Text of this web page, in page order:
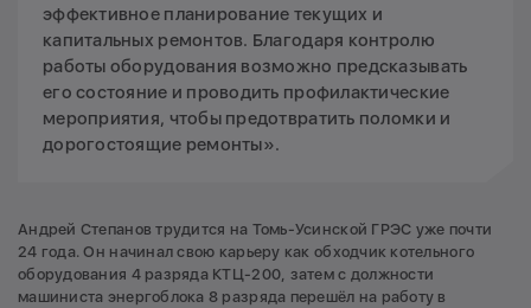
эффективное планирование текущих и
капитальных ремонтов. Благодаря контролю
работы оборудования возможно предсказывать
его состояние и проводить профилактические
мероприятия, чтобы предотвратить поломки и
дорогостоящие ремонты».
Андрей Степанов трудится на Томь-Усинской ГРЭС уже почти
24 года. Он начинал свою карьеру как обходчик котельного
оборудования 4 разряда КТЦ-200, затем с должности
машиниста энергоблока 8 разряда перешёл на работу в